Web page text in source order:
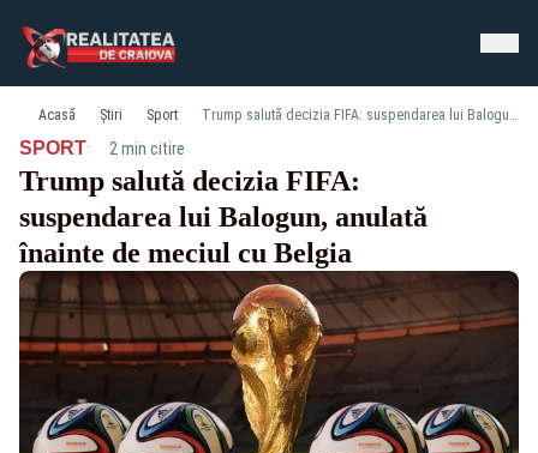
Acasă Știri Sport Trump salută decizia FIFA: suspendarea lui Balogun, anulată înainte de meciul cu Belgia
SPORT· 2 min citire
Trump salută decizia FIFA:
suspendarea lui Balogun, anulată
înainte de meciul cu Belgia